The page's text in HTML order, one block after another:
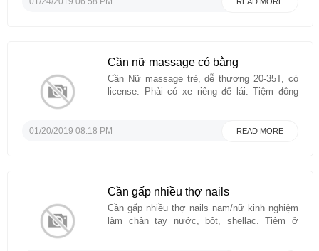
Cần nữ massage có bằng
Cần Nữ massage trẻ, dễ thương 20-35T, có
license. Phải có xe riêng để lái. Tiệm đông
01/20/2019 08:18 PM READ MORE
Cần gấp nhiều thợ nails
Cần gấp nhiều thợ nails nam/nữ kinh nghiệm
làm chân tay nước, bột, shellac. Tiệm ở